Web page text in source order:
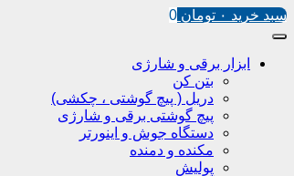
سبد خرید ۰ تومان 0
ابزار برقی و شارژی
بتن کن
دریل ( پیچ گوشتی ، چکشی)
پیچ گوشتی برقی و شارژی
دستگاه جوش و اینورتر
مکنده و دمنده
پولیش